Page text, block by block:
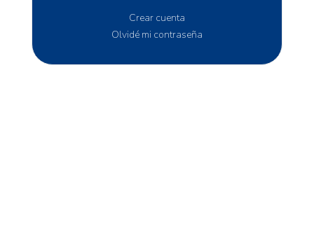
Crear cuenta
Olvidé mi contraseña